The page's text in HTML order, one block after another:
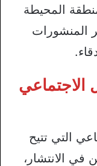
المحيطة
المنشورات
الاجتماعي
التي تتيح
الانتشار،